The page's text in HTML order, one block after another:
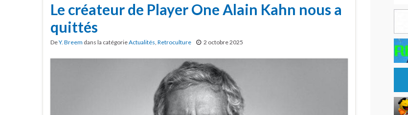
Le créateur de Player One Alain Kahn nous a
quittés
DeY. Breem dans la catégorieActualités, Retroculture 2 octobre 2025